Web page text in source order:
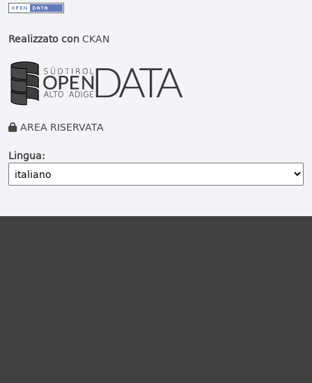
Realizzato conCKAN
AREA RISERVATA
Lingua